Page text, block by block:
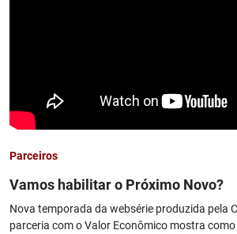
Parceiros
Vamos habilitar o Próximo Novo?
Nova temporada da websérie produzida pela
parceria com o Valor Econômico mostra